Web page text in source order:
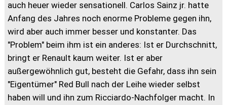
auch heuer wieder sensationell. Carlos Sainz jr. hatte
Anfang des Jahres noch enorme Probleme gegen ihn,
wird aber auch immer besser und konstanter. Das
"Problem" beim ihm ist ein anderes: Ist er Durchschnitt,
bringt er Renault kaum weiter. Ist er aber
außergewöhnlich gut, besteht die Gefahr, dass ihn sein
"Eigentümer" Red Bull nach der Leihe wieder selbst
haben will und ihn zum Ricciardo-Nachfolger macht. In